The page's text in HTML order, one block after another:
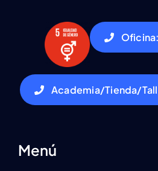
Academia/Tienda/
Menú